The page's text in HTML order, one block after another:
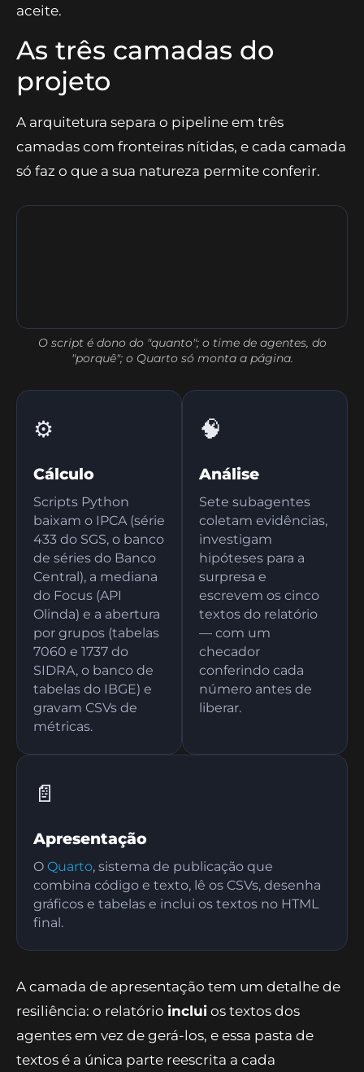
construir uma narrativa que um leitor exigente
As três camadas do
projeto
A arquitetura separa o pipeline em três
camadas com fronteiras nítidas, e cada camada
O script é dono do "quanto"; o time de agentes, do
⚙️
Cálculo
Scripts Python
baixam o IPCA (série
433 do SGS, o banco
de séries do Banco
Central), a mediana
do Focus (API
Olinda) e a abertura
por grupos (tabelas
7060 e 1737 do
SIDRA, o banco de
métricas.
🧠
Análise
Sete subagentes
coletam evidências,
investigam
hipóteses para a
surpresa e
escrevem os cinco
textos do relatório
— com um
checador
📄
Apresentação
OQuarto
A camada de apresentação tem um detalhe de
resiliência: o relatório inclui os textos dos